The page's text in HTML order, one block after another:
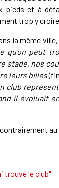
pieds et à
trop y
la même
qu'on peut
stade, nos
leurs billes
club
il évoluait
au
trouvé le club"